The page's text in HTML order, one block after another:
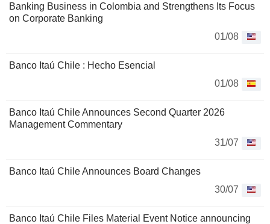
Banking Business in Colombia and Strengthens Its Focus
on Corporate Banking
01/08
Banco Itaú Chile : Hecho Esencial
01/08
Banco Itaú Chile Announces Second Quarter 2026
Management Commentary
31/07
Banco Itaú Chile Announces Board Changes
30/07
Banco Itaú Chile Files Material Event Notice announcing